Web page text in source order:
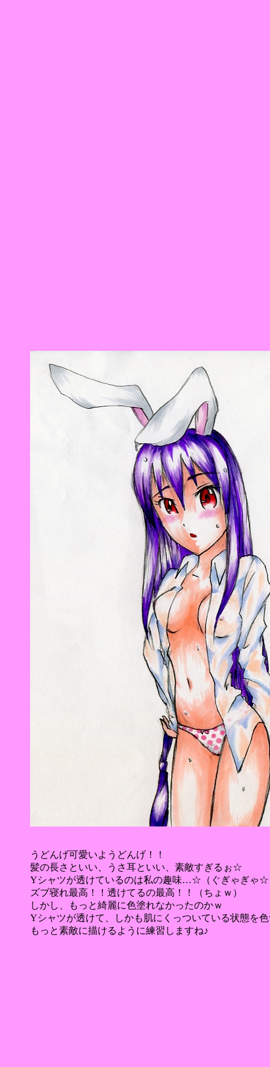
うどんげ可愛いようどんげ！！
髪の長さといい、うさ耳といい、素敵すぎるぉ☆
Yシャツが透けているのは私の趣味…☆（ぐぎゃぎゃ☆
ズブ寝れ最高！！透けてるの最高！！（ちょｗ）
しかし、もっと綺麗に色塗れなかったのかｗ
Yシャツが透けて、しかも肌にくっついている状態を
もっと素敵に描けるように練習しますね♪